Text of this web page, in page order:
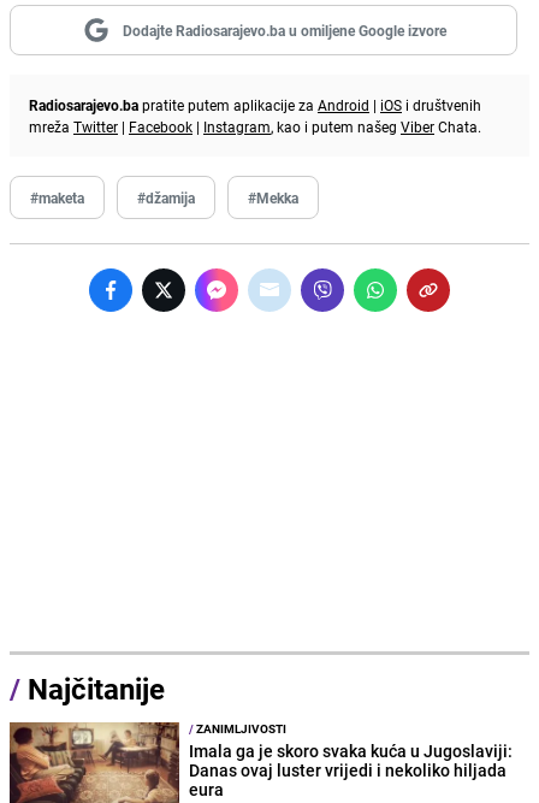
Dodajte Radiosarajevo.ba u omiljene Google izvore
Radiosarajevo.bapratite putem aplikacije za Android | iOS i društvenih
mreža Twitter | Facebook | Instagram, kao i putem našeg ViberChata.
#maketa #džamija #Mekka
/ Najčitanije
/ZANIMLJIVOSTI
Imala ga je skoro svaka kuća u Jugoslaviji:
Danas ovaj luster vrijedi i nekoliko hiljada
eura